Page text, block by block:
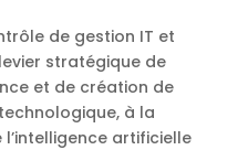
de gestion IT et
stratégique de
et de création de
à la
artificielle